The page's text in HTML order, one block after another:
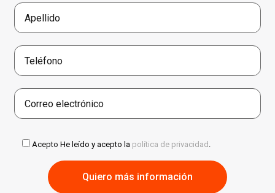
Acepto He leído y acepto la política de privacidad .